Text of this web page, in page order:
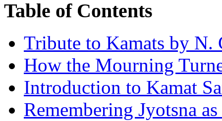
Table of Contents
Tribute to Kamats by N.
How the Mourning
Introduction to Kamat
Remembering Jyotsna